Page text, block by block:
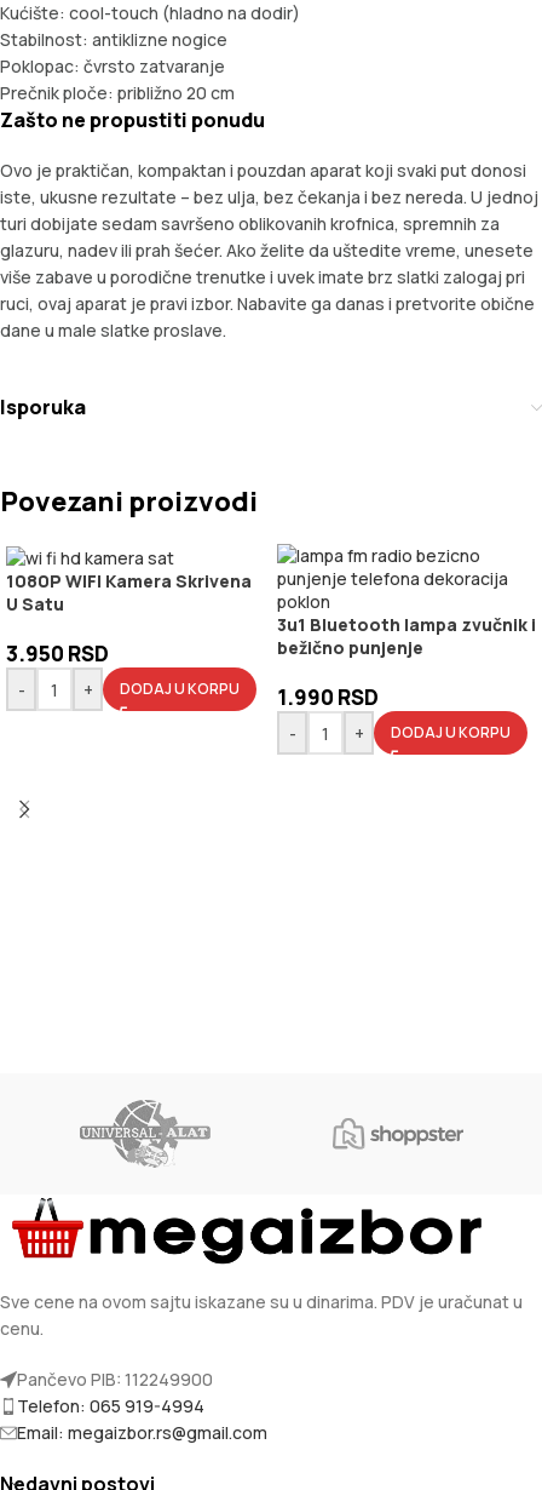
Kućište: cool-touch (hladno na dodir)
Stabilnost: antiklizne nogice
Poklopac: čvrsto zatvaranje
Prečnik ploče: približno 20 cm
Zašto ne propustiti ponudu
Ovo je praktičan, kompaktan i pouzdan aparat koji svaki put donosi
iste, ukusne rezultate – bez ulja, bez čekanja i bez nereda. U jednoj
turi dobijate sedam savršeno oblikovanih krofnica, spremnih za
glazuru, nadev ili prah šećer. Ako želite da uštedite vreme, unesete
više zabave u porodične trenutke i uvek imate brz slatki zalogaj pri
ruci, ovaj aparat je pravi izbor. Nabavite ga danas i pretvorite obične
dane u male slatke proslave.
Isporuka
Povezani proizvodi
1080P WIFI Kamera Skrivena
U Satu
3.950 RSD
- + DODAJ U KORPU
3u1 Bluetooth lampa zvučnik i
bežično punjenje
1.990 RSD
- + DODAJ U KORPU
Sve cene na ovom sajtu iskazane su u dinarima. PDV je uračunat u
cenu.
Pančevo PIB: 112249900
Telefon: 065 919-4994
Email: megaizbor.rs@gmail.com
Nedavni postovi